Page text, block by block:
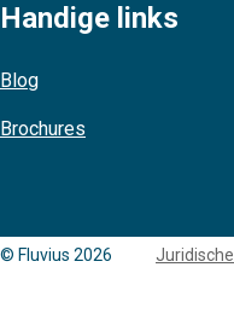
Handige links
Blog
Brochures
© Fluvius 2026